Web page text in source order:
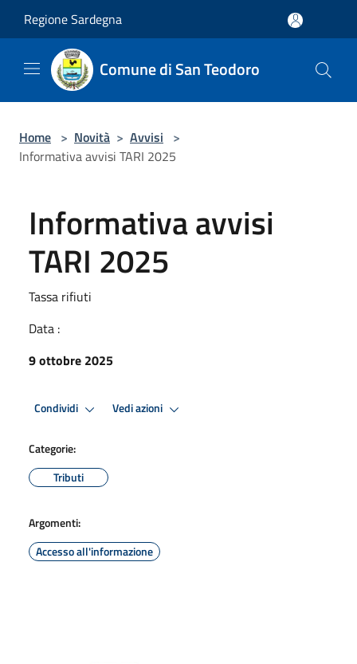
Regione Sardegna
Comune di San Teodoro
Home > Novità > Avvisi >
Informativa avvisi TARI 2025
Informativa avvisi
TARI 2025
Tassa rifiuti
Data :
9 ottobre 2025
Condividi Vedi azioni
Categorie:
Tributi
Argomenti:
Accesso all'informazione